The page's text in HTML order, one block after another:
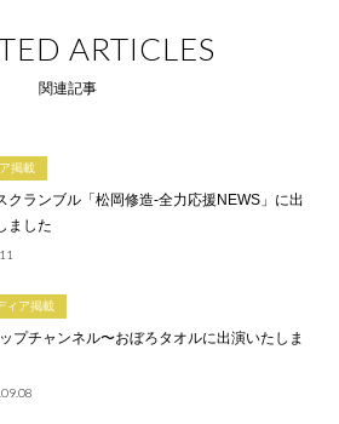
ARTICLES
関連記事
掲載
クランブル「松岡修造-全力応援NEWS」に出
ました
ィア掲載
プチャンネル〜おぼろタオルに出演いたしま